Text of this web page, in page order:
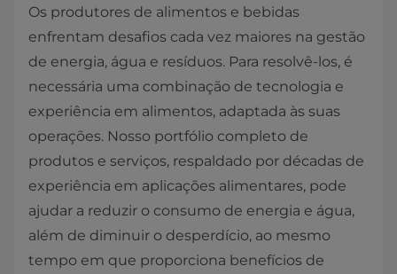
Os produtores de alimentos e bebidas
enfrentam desafios cada vez maiores na gestão
de energia, água e resíduos. Para resolvê-los, é
necessária uma combinação de tecnologia e
experiência em alimentos, adaptada às suas
operações. Nosso portfólio completo de
produtos e serviços, respaldado por décadas de
experiência em aplicações alimentares, pode
ajudar a reduzir o consumo de energia e água,
além de diminuir o desperdício, ao mesmo
tempo em que proporciona benefícios de